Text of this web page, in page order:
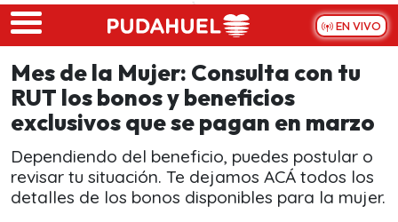
Skip to main content
EN VIVO
Mes de la Mujer: Consulta con tu
RUT los bonos y beneficios
exclusivos que se pagan en marzo
Dependiendo del beneficio, puedes postular o
revisar tu situación. Te dejamos ACÁ todos los
detalles de los bonos disponibles para la mujer.